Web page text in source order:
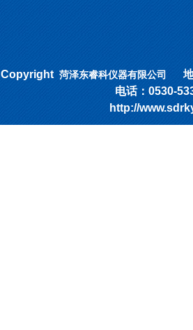
Copyright 菏泽东睿科仪器有限公司
地
电话：0530-
http://